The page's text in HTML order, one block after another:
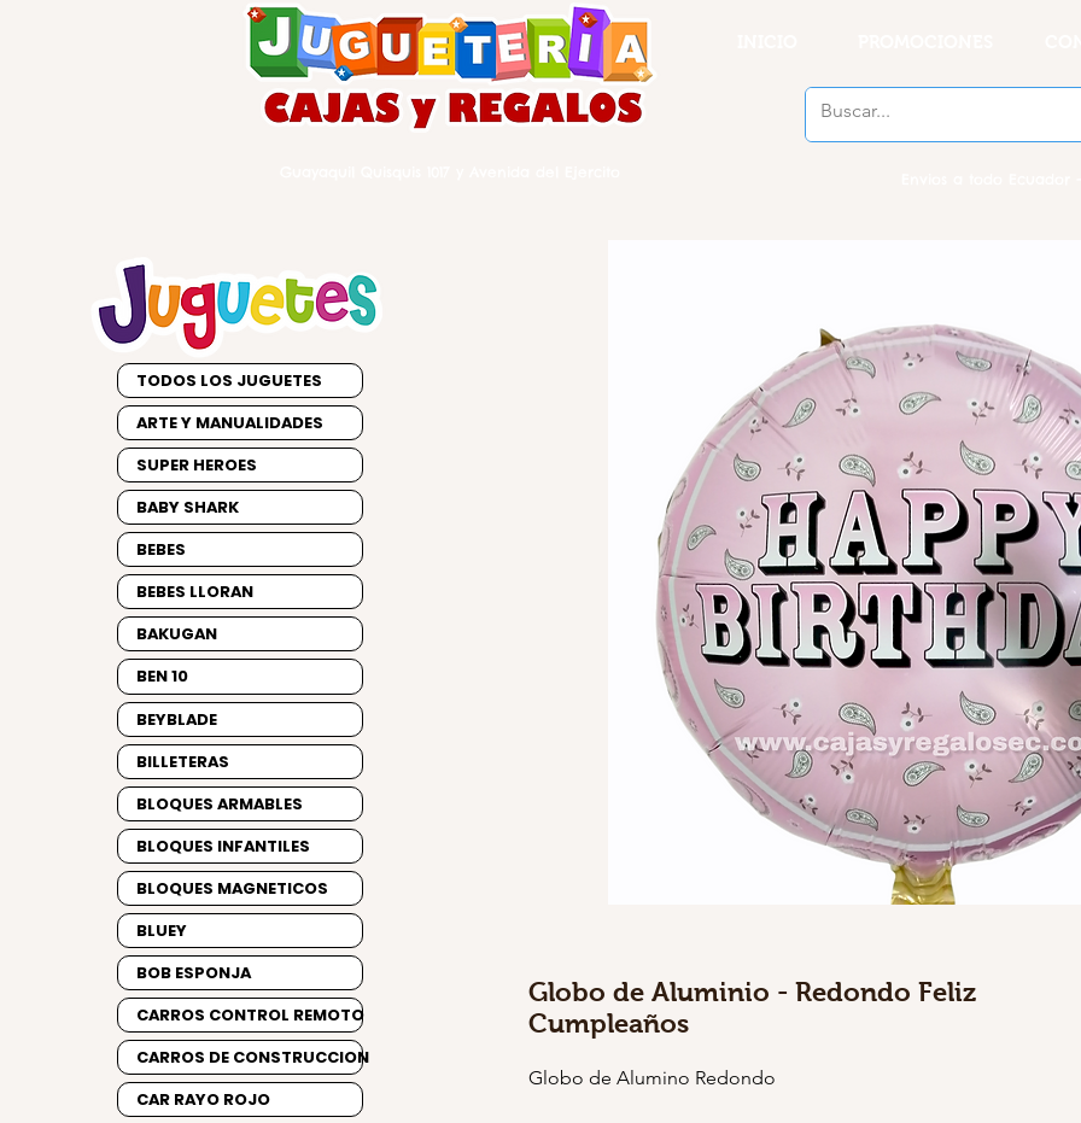
Globo de Aluminio - Redondo Feliz
Cumpleaños
Globo de Alumino Redondo
TODOS LOS JUGUETES
ARTE Y MANUALIDADES
SUPER HEROES
BABY SHARK
BEBES
BEBES LLORAN
BAKUGAN
BEN 10
BEYBLADE
BILLETERAS
BLOQUES ARMABLES
BLOQUES INFANTILES
BLOQUES MAGNETICOS
BLUEY
BOB ESPONJA
CARROS CONTROL REMOTO
CARROS DE CONSTRUCCION
CAR RAYO ROJO